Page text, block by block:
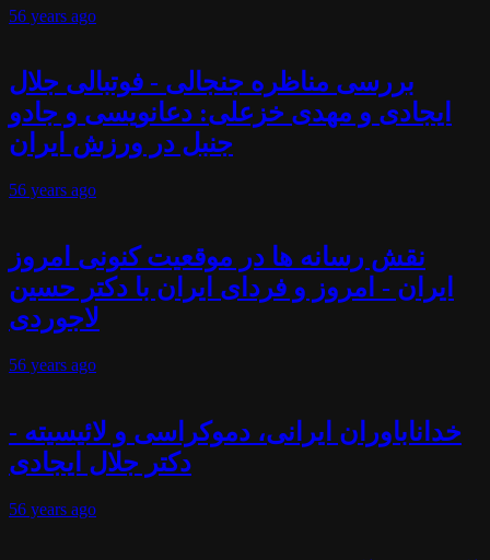
56 years ago
بررسی مناظره جنجالی - فوتبالی جلال
ایجادی و مهدی خزعلی: دعانویسی و جادو
جنبل در ورزش ایران
56 years ago
نقش رسانه ها در موقعیت کنونی امروز
ایران - امروز و فردای ایران با دکتر حسین
لاجوردی
56 years ago
خداناباوران ایرانی، دموکراسی و لائیسیته -
دکتر جلال ایجادی
56 years ago